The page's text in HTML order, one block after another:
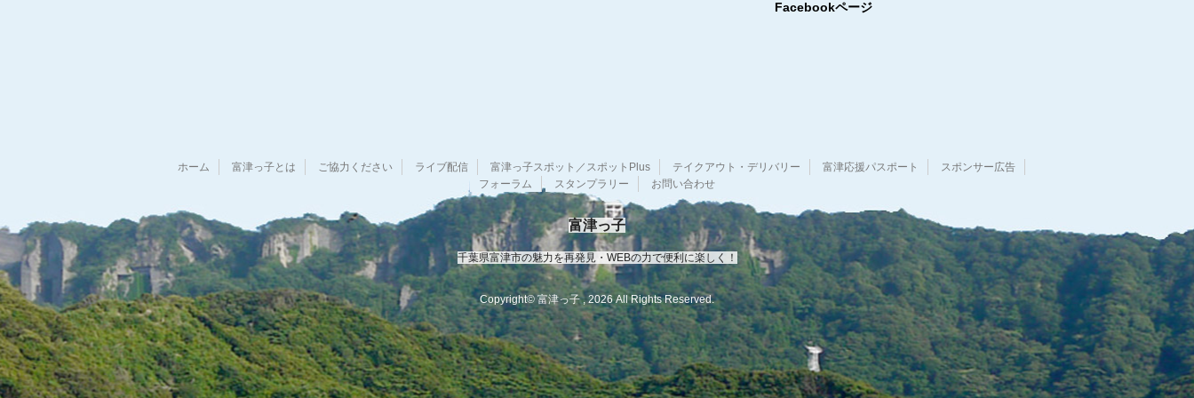
ブ
Facebookページ
ホーム 富津っ子とは ご協力ください ライブ配信 富津っ子スポット／スポットPlus テイクアウト・デリバリー 富津応援パスポート
スポンサー広告
フォーラム
スタンプラリー お問い合わせ
富津っ子
千葉県富津市の魅力を再発見・WEBの力で便利に楽しく！
Copyright© 富津っ子 , 2026 All Rights Reserved.